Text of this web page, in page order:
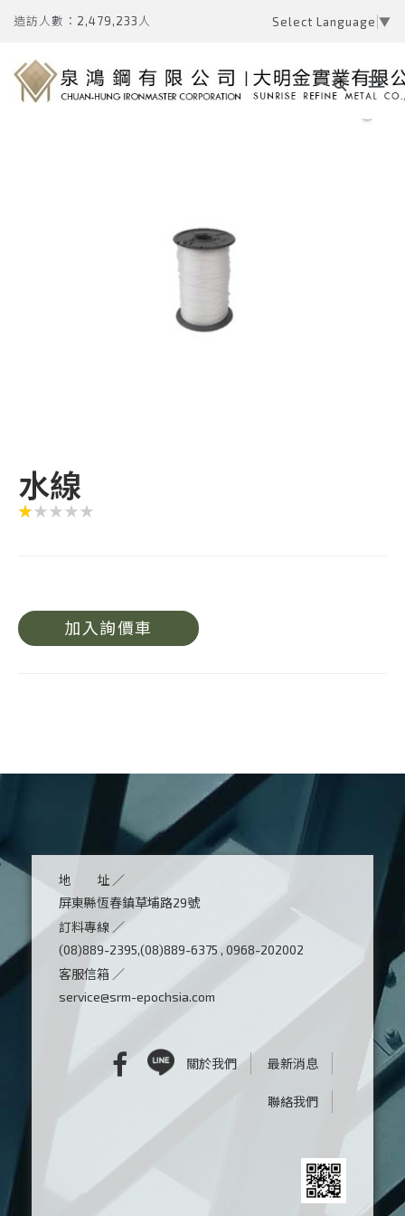
造訪人數：2,479,233人 Select Language ▼
水線
加入詢價車
地 址 ／
屏東縣恆春鎮草埔路29號
訂料專線 ／
(08)889-2395,(08)889-6375 , 0968-202002
客服信箱 ／
service@srm-epochsia.com
關於我們 最新消息
聯絡我們